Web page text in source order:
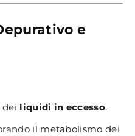
e
dei liquidi in eccesso.
il metabolismo dei